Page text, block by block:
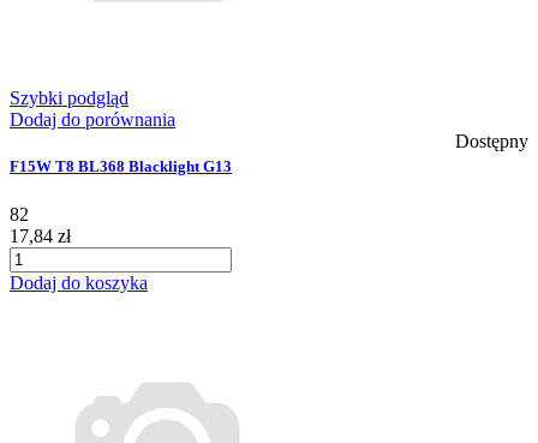
Szybki podgląd
Dodaj do porównania
Dostępny
F15W T8 BL368 Blacklight G13
82
17,84 zł
Dodaj do koszyka